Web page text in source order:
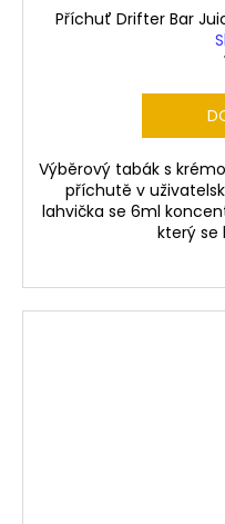
Příchuť Drifter Bar
Výběrový tabák s
příchutě v
lahvička se 6ml
který se